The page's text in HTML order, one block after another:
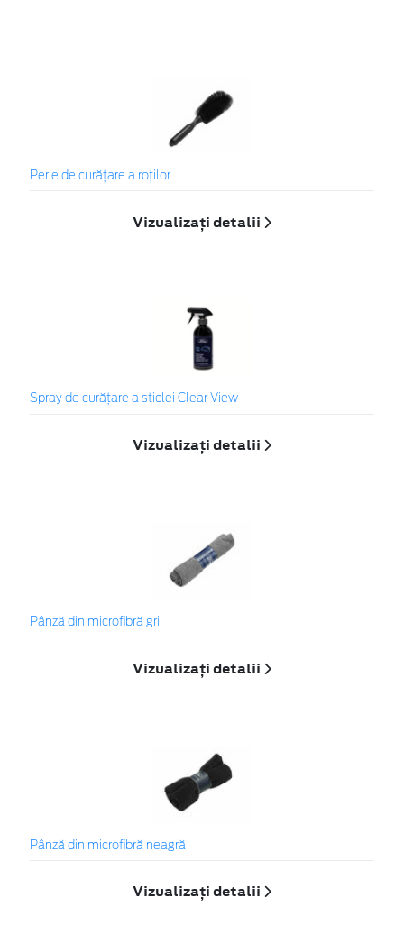
Perie de curățare a roților
Vizualizați detalii
Spray de curățare a sticlei Clear View
Vizualizați detalii
Pânză din microfibră gri
Vizualizați detalii
Pânză din microfibră neagră
Vizualizați detalii